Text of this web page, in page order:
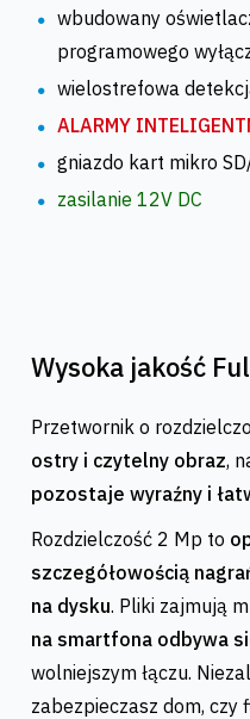
wbudowany
programowego
wielostrefowa
ALARMY
gniazdo kart mikro
zasilanie 12V DC
Wysoka jakość
Przetwornik o
ostry i czytelny obraz,
pozostaje wyraźny i
Rozdzielczość 2 Mp to
szczegółowością
na dysku. Pliki zajmują
na smartfona odbywa
wolniejszym łączu.
zabezpieczasz dom,